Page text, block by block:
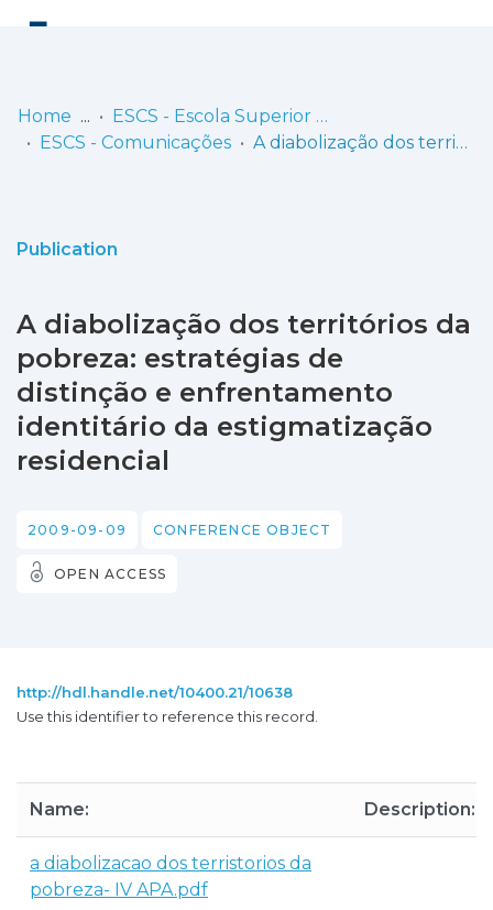
Statistics
Home
ESCS - Escola Superior de Comunicação Social
ESCS - Comunicações
A diabolização dos territórios da pobreza: estratégias de distinção e enfrentamento identitário da estigmatização residencial
Publication
A diabolização dos territórios da
pobreza: estratégias de
distinção e enfrentamento
identitário da estigmatização
residencial
2009-09-09 CONFERENCE OBJECT
OPEN ACCESS
http://hdl.handle.net/10400.21/10638
Use this identifier to reference this record.
Name: Description:
a diabolizacao dos terristorios da
pobreza- IV APA.pdf